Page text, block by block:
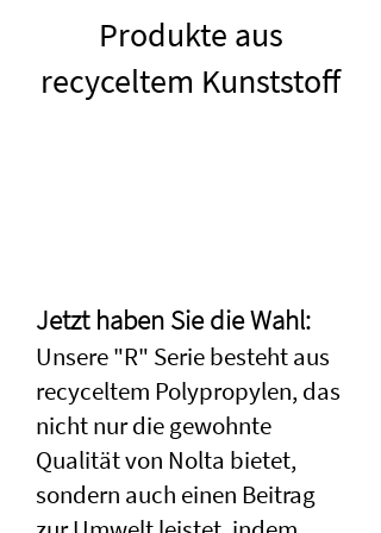
Produkte aus
recyceltem Kunststoff
Jetzt haben Sie die Wahl:
Unsere "R" Serie besteht aus
recyceltem Polypropylen, das
nicht nur diegewohnte
Qualität von Nolta bietet,
sondern auch einen Beitrag